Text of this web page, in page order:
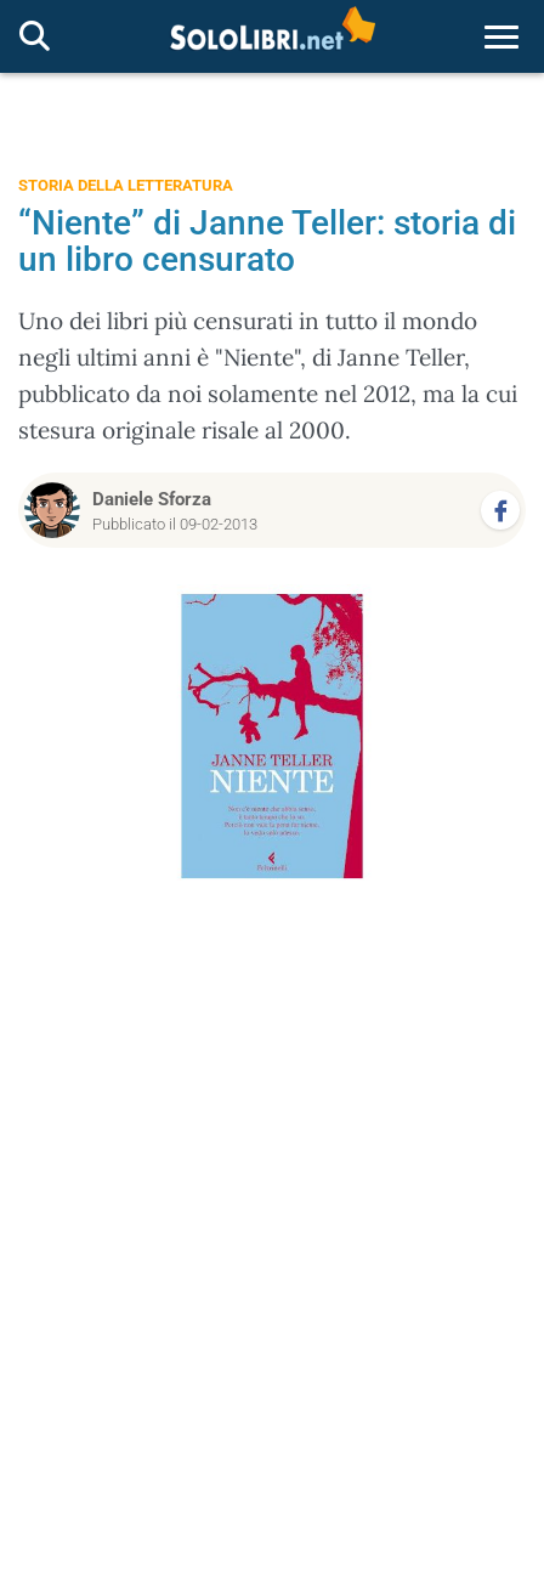
STORIA DELLA LETTERATURA
“Niente” di Janne Teller: storia di
un libro censurato
Uno dei libri più censurati in tutto il mondo
negli ultimi anni è "Niente", di Janne Teller,
pubblicato da noi solamente nel 2012, ma la cui
stesura originale risale al 2000.
Daniele Sforza
Pubblicato il 09-02-2013